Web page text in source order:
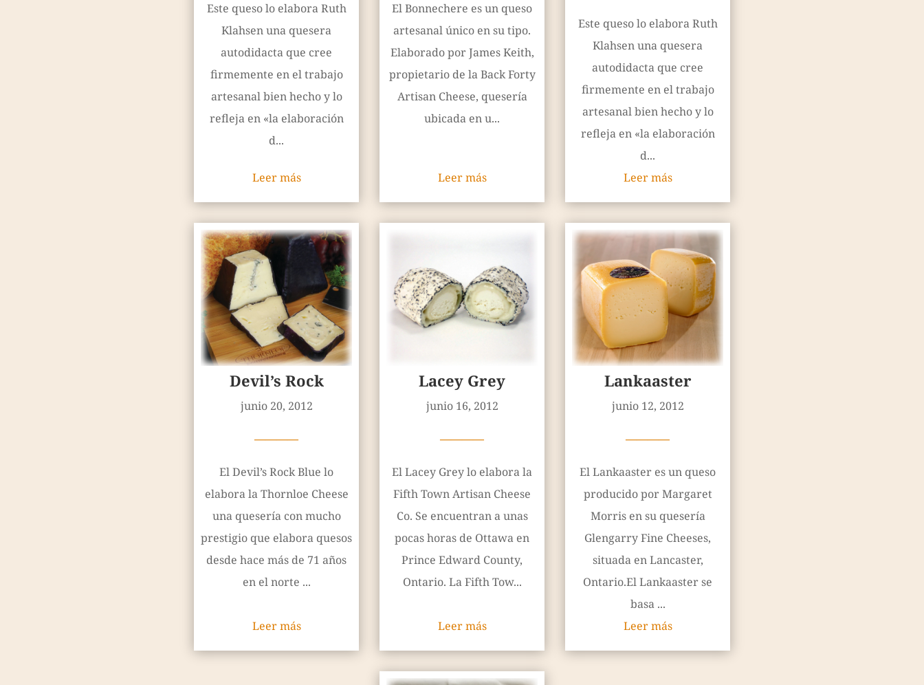
Este queso lo elabora Ruth
Klahsen una quesera
autodidacta que cree
firmemente en el trabajo
artesanal bien hecho y lo
refleja en «la elaboración
d...
Leer más
El Bonnechere es un queso
artesanal único en su tipo.
Elaborado por James Keith,
propietario de la Back Forty
Artisan Cheese, quesería
ubicada en u...
Leer más
Este queso lo elabora Ruth
Klahsen una quesera
autodidacta que cree
firmemente en el trabajo
artesanal bien hecho y lo
refleja en «la elaboración
d...
Leer más
Devil’s Rock
junio 20, 2012
————
El Devil’s Rock Blue lo
elabora la Thornloe Cheese
una quesería con mucho
prestigio que elabora quesos
desde hace más de 71 años
en el norte ...
Leer más
Lacey Grey
junio 16, 2012
————
El Lacey Grey lo elabora la
Fifth Town Artisan Cheese
Co. Se encuentran a unas
pocas horas de Ottawa en
Prince Edward County,
Ontario. La Fifth Tow...
Leer más
Lankaaster
junio 12, 2012
————
El Lankaaster es un queso
producido por Margaret
Morris en su quesería
Glengarry Fine Cheeses,
situada en Lancaster,
Ontario.El Lankaaster se
basa ...
Leer más